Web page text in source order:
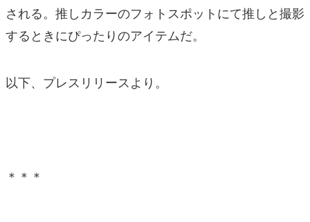
される。推しカラーのフォトスポットにて推しと撮影
するときにぴったりのアイテムだ。
以下、プレスリリースより。
＊＊＊